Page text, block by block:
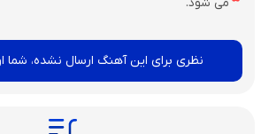
نظری برای این آهنگ ارسال نشده، شما